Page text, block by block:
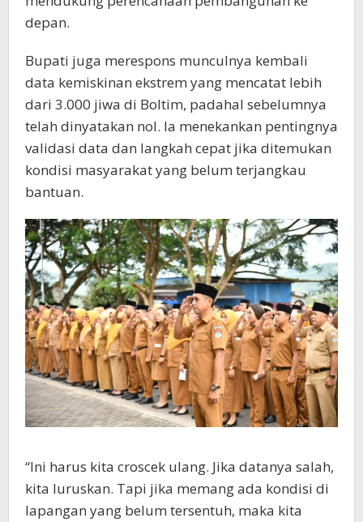
depan.
Bupati juga merespons munculnya kembali
data kemiskinan ekstrem yang mencatat lebih
dari 3.000 jiwa di Boltim, padahal sebelumnya
telah dinyatakan nol. Ia menekankan pentingnya
validasi data dan langkah cepat jika ditemukan
kondisi masyarakat yang belum terjangkau
bantuan.
“Ini harus kita croscek ulang. Jika datanya salah,
kita luruskan. Tapi jika memang ada kondisi di
lapangan yang belum tersentuh, maka kita